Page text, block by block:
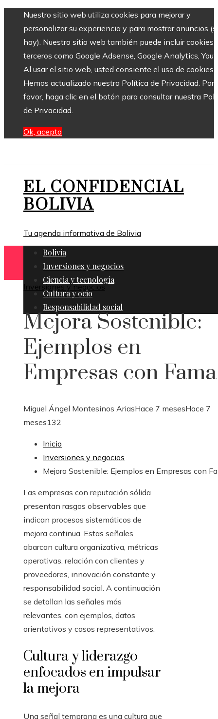
Nuestro sitio web utiliza cookies para mejorar y
personalizar su experiencia y para mostrar anuncios
hay). Nuestro sitio web también puede incluir cookies
terceros como Google Adsense, Google Analytics,
Al usar el sitio web, usted consiente el uso de cookies.
Hemos actualizado nuestra Política de Privacidad. Por
favor, haga clic en el botón para consultar nuestra
de Privacidad.
Ok, acepto
EL CONFIDENCIAL
BOLIVIA
Tu agenda informativa de Bolivia
Bolivia
Inversiones y negocios
Ciencia y tecnología
Cultura y ocio
Responsabilidad social
Inversiones y negocios
Mejora Sostenible:
Ejemplos en
Empresas con Fama
Miguel Ángel Montesinos AriasHace 7 mesesHace 7
meses132
Inicio
Inversiones y negocios
Mejora Sostenible: Ejemplos en Empresas con
Las empresas con reputación sólida
presentan rasgos observables que
indican procesos sistemáticos de
mejora continua. Estas señales
abarcan cultura organizativa, métricas
operativas, relación con clientes y
proveedores, innovación constante y
responsabilidad social. A continuación
se detallan las señales más
relevantes, con ejemplos, datos
orientativos y casos representativos.
Cultura y liderazgo
enfocados en impulsar
la mejora
Una señal temprana es una cultura que